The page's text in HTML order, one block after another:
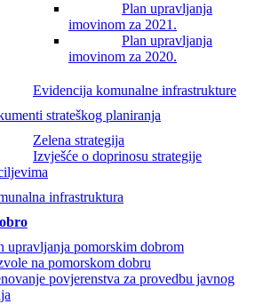
Plan upravljanja
imovinom za 2021.
Plan upravljanja
imovinom za 2020.
Evidencija komunalne infrastrukture
strateškog planiranja
Zelena strategija
Izvješće o doprinosu strategije
infrastruktura
upravljanja pomorskim dobrom
na pomorskom dobru
povjerenstva za provedbu javnog